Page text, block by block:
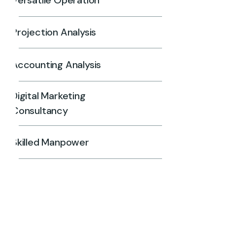
Projection Analysis
Accounting Analysis
Digital Marketing
Consultancy
Skilled Manpower